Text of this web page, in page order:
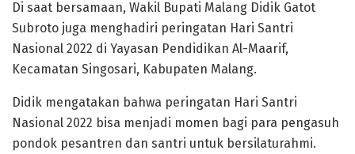
Di saat bersamaan, Wakil Bupati Malang Didik Gatot
Subroto juga menghadiri peringatan Hari Santri
Nasional 2022 di Yayasan Pendidikan Al-Maarif,
Kecamatan Singosari, Kabupaten Malang.
Didik mengatakan bahwa peringatan Hari Santri
Nasional 2022 bisa menjadi momen bagi para pengasuh
pondok pesantren dan santri untuk bersilaturahmi.